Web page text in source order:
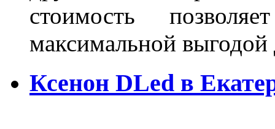
стоимость
максимальной
Ксенон DLed в